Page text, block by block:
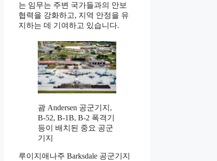
는 임무는 주변 국가들과의 안보
협력을 강화하고, 지역 안정을 유
지하는 데 기여하고 있습니다.
괌 Andersen 공군기지,
B-52, B-1B, B-2 폭격기
등이 배치된 중요 공군
기지
루이지애나주 Barksdale 공군기지